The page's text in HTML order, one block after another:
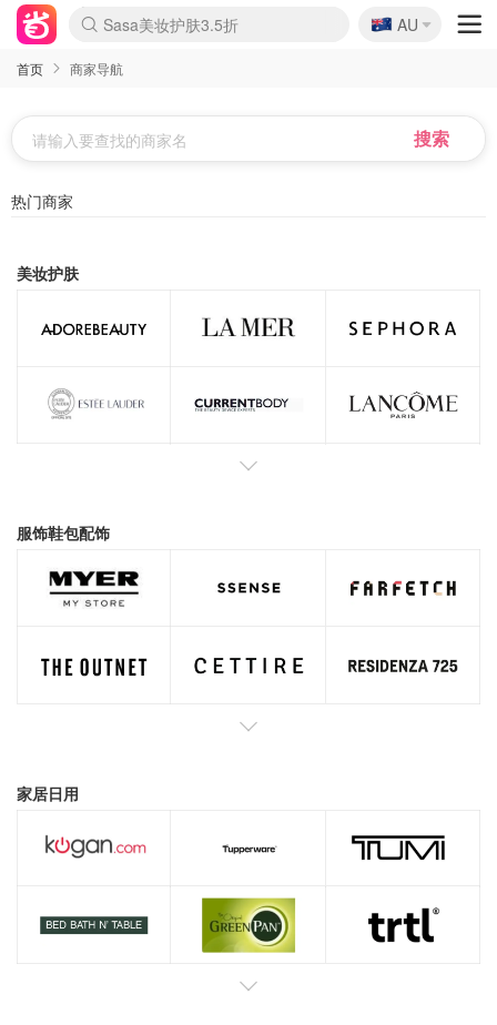
lululemon折扣上新
Sasa美妆护肤3.5折
SSENSE年中2.5折
FreshBeauty好价汇总
Cettire降价+叠9折
WWS Coles超市实拍
viagogo二手票捡漏
Myer超级周末
The Outnet奢牌1折起
David Jones 3折起
Flannels大牌1折
Perfumes Club护肤1折
AMIRO面罩$251
Amazon折扣汇总
eToro入金$200送$50
Amazon数码好物
ICONIC本周7.5折
ThedoubleF高奢地板价
Moose Knuckles 6折
丝芙兰5折起
EUFY摄像头$98
Selenichast首饰2折
Trip机票酒店促销
YSL送5件彩妆礼
Amazon家居好物
Amazon美妆护肤
雅漾大喷$8
过敏原检测盒$33
伊索独家赠50ml沐浴露
科颜氏高保湿面霜$29
SEALIFE海洋馆门票6折
丝塔芙大白罐$16
订阅Newsletter送香薰
Cult Beauty 6.8折
Harrods圣诞日历$525
LN-CC奢牌私促3折
d'Alba空姐喷雾$16
EVE LOM套装£56
Bernardelli独家4折
Adore Beauty 6折起
CT圣诞日历
Mytheresa奢品2.7折
Luxury Escapes 9折
Currentbody美容仪$881
MOON Garden Live
Roborock扫地机$649
Tingo Life水杯$24
Valentino官网5折
CR洗护套装$23
修丽可4件套$159
Myer彩妆2件7折
GANNI官网4.5折
Stylevana韩妆4折
Tessabit高奢8.5折
OGX洗发水$11
Amazon阿德莱德次日达
卡诗8.5折+赠礼
Philips Hue灯具8折
🇦🇺
AU
首页 商家导航
热门商家
美妆护肤
服饰鞋包配饰
家居日用